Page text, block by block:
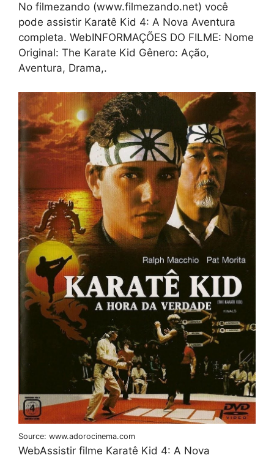
No filmezando (www.filmezando.net) você
pode assistir Karatê Kid 4: A Nova Aventura
completa. WebINFORMAÇÕES DO FILME: Nome
Original: The Karate Kid Gênero: Ação,
Aventura, Drama,.
Source: www.adorocinema.com
WebAssistir filme Karatê Kid 4: A Nova